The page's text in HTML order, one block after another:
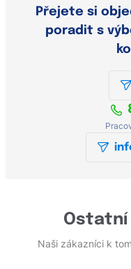
Přejete si
poradit s
Ostatní
Naši zákazníci k